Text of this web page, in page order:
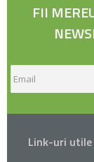
FII
Link-uri utile